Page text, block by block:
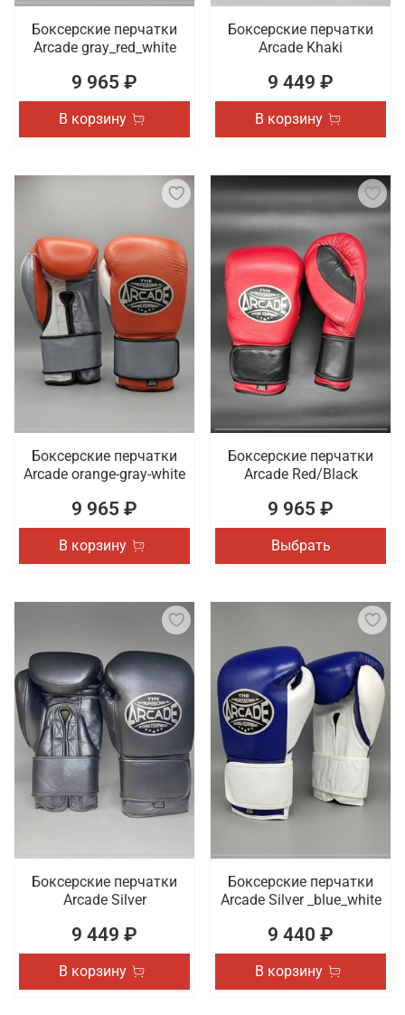
Боксерские перчатки
Arcade gray_red_white
9 965 ₽
В корзину
Боксерские перчатки
Arcade Khaki
9 449 ₽
В корзину
Боксерские перчатки
Arcade orange-gray-white
9 965 ₽
В корзину
Боксерские перчатки
Arcade Red/Black
9 965 ₽
Выбрать
Боксерские перчатки
Arcade Silver
9 449 ₽
В корзину
Боксерские перчатки
Arcade Silver _blue_white
9 440 ₽
В корзину